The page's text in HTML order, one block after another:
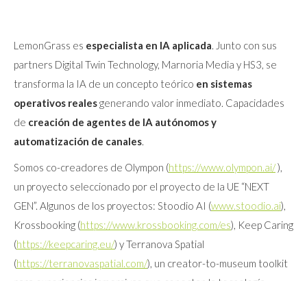
LemonGrass es especialista en IA aplicada. Junto con sus
partners Digital Twin Technology, Marnoria Media y HS3, se
transforma la IA de un concepto teórico en sistemas
operativos realesgenerando valor inmediato. Capacidades
de creación de agentes de IA autónomos y
automatización de canales.
Somos co-creadores de Olympon (https://www.olympon.ai/),
un proyecto seleccionado por el proyecto de la UE “NEXT
GEN”. Algunos de los proyectos: Stoodio AI (www.stoodio.ai),
Krossbooking (https://www.krossbooking.com/es), Keep Caring
(https://keepcaring.eu/) y Terranova Spatial
(https://terranovaspatial.com/), un creator-to-museum toolkit